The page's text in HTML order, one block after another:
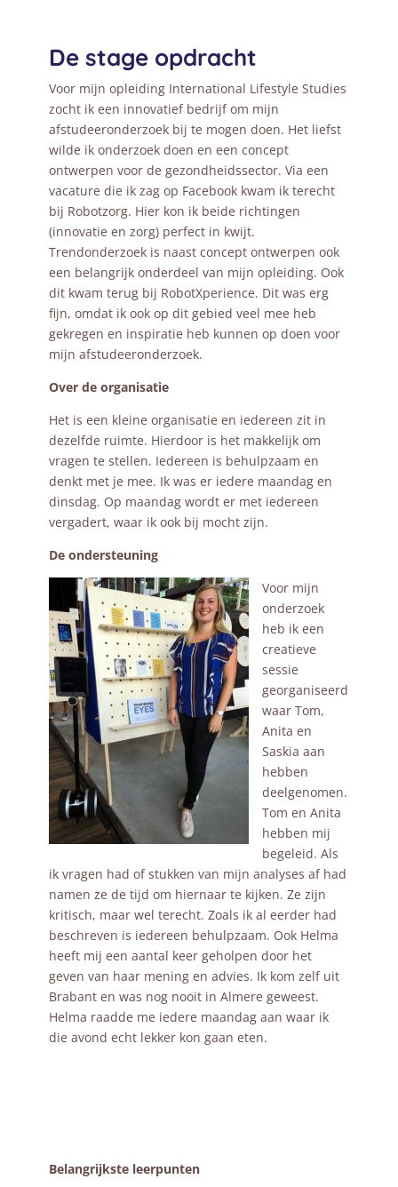
De stage opdracht
Voor mijn opleiding International Lifestyle Studies
zocht ik een innovatief bedrijf om mijn
afstudeeronderzoek bij te mogen doen. Het liefst
wilde ik onderzoek doen en een concept
ontwerpen voor de gezondheidssector. Via een
vacature die ik zag op Facebook kwam ik terecht
bij Robotzorg. Hier kon ik beide richtingen
(innovatie en zorg) perfect in kwijt.
Trendonderzoek is naast concept ontwerpen ook
een belangrijk onderdeel van mijn opleiding. Ook
dit kwam terug bij RobotXperience. Dit was erg
fijn, omdat ik ook op dit gebied veel mee heb
gekregen en inspiratie heb kunnen op doen voor
mijn afstudeeronderzoek.
Over de organisatie
Het is een kleine organisatie en iedereen zit in
dezelfde ruimte. Hierdoor is het makkelijk om
vragen te stellen. Iedereen is behulpzaam en
denkt met je mee. Ik was er iedere maandag en
dinsdag. Op maandag wordt er met iedereen
vergadert, waar ik ook bij mocht zijn.
De ondersteuning
Voor mijn
onderzoek
heb ik een
creatieve
sessie
georganiseerd
waar Tom,
Anita en
Saskia aan
hebben
deelgenomen.
Tom en Anita
hebben mij
begeleid. Als
ik vragen had of stukken van mijn analyses af had
namen ze de tijd om hiernaar te kijken. Ze zijn
kritisch, maar wel terecht. Zoals ik al eerder had
beschreven is iedereen behulpzaam. Ook Helma
heeft mij een aantal keer geholpen door het
geven van haar mening en advies. Ik kom zelf uit
Brabant en was nog nooit in Almere geweest.
Helma raadde me iedere maandag aan waar ik
die avond echt lekker kon gaan eten.
Belangrijkste leerpunten